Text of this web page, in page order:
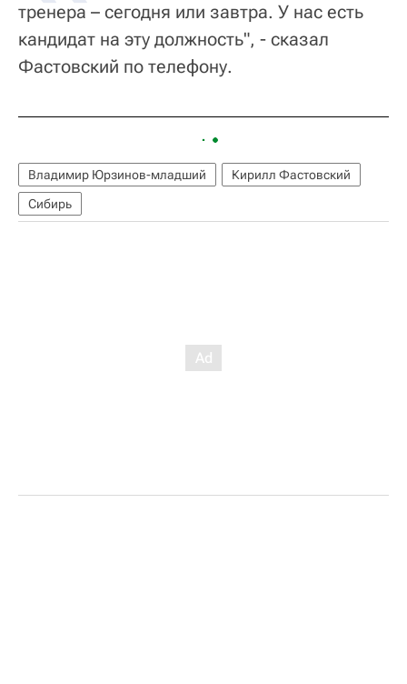
тренера – сегодня или завтра. У нас есть
кандидат на эту должность", - сказал
Фастовский по телефону.
Владимир Юрзинов-младший
Кирилл Фастовский
Сибирь